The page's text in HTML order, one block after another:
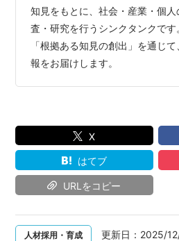
知見をもとに、社会・産業・個
査・研究を行うシンクタンクです
「根拠ある知見の創出」を通じ
報をお届けします。
X
はてブ
URLをコピー
人材採用・育成 更新日： 2025/